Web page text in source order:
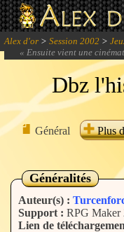
Actualités
Session 2026
Archives
Communauté
Alex d'or > Session 2002 >
« Ensuite vient une
Dbz
Général Plus
Généralités
Auteur(s) :
Support : RPG Maker
Lien de